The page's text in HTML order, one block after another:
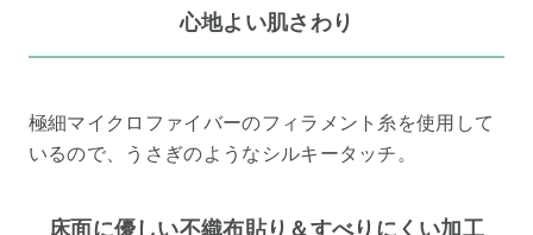
心地よい肌さわり
極細マイクロファイバーのフィラメント糸を使用して
いるので、うさぎのようなシルキータッチ。
床面に優しい不織布貼り＆すべりにくい加工